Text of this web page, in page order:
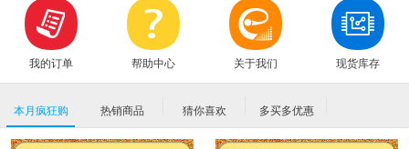
零欧姆电阻的作用
我的订单 帮助中心 关于我们 现货库存
本月疯狂购 热销商品 猜你喜欢 多买多优惠